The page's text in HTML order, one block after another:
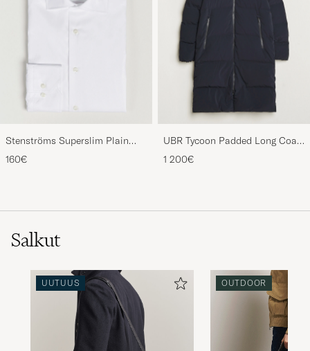
Stenströms Superslim Plain
Shirt White
160€
UBR Tycoon Padded Long Coat
Black
1 200€
Salkut
UUTUUS OUTDOOR